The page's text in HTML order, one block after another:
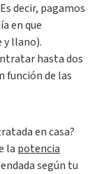
decir, pagamos
en que
y llano).
hasta dos
función de las
en casa?
la potencia
según tu